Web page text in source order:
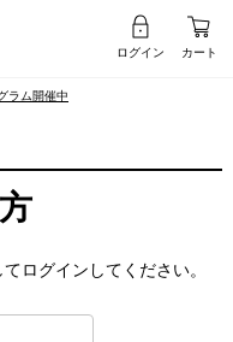
ログイン カート
ラム開催中
ログインしてください。